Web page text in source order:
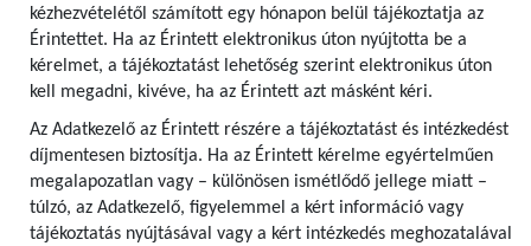
kézhezvételétől számított egy hónapon belül tájékoztatja az
Érintettet. Ha az Érintett elektronikus úton nyújtotta be a
kérelmet, a tájékoztatást lehetőség szerint elektronikus úton
kell megadni, kivéve, ha az Érintett azt másként kéri.
Az Adatkezelő az Érintett részére a tájékoztatást és intézkedést
díjmentesen biztosítja. Ha az Érintett kérelme egyértelműen
megalapozatlan vagy – különösen ismétlődő jellege miatt –
túlzó, az Adatkezelő, figyelemmel a kért információ vagy
tájékoztatás nyújtásával vagy a kért intézkedés meghozatalával